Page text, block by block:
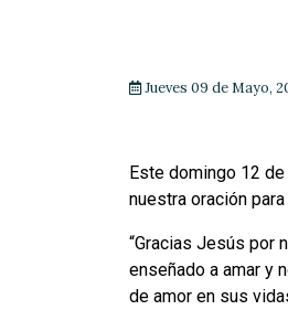
Jueves 09 de Mayo,
Este domingo 12
nuestra oración
“Gracias Jesús por
enseñado a amar y
de amor en sus